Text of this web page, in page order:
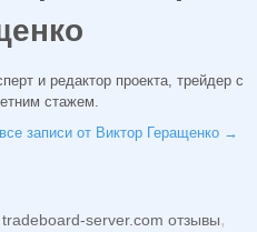
и редактор проекта, трейдер с
стажем.
записи от Виктор Геращенко →
tradeboard-server.com отзывы,